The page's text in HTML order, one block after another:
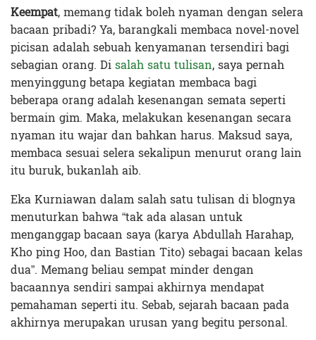
Keempat, memang tidak boleh nyaman dengan selera
bacaan pribadi? Ya, barangkali membaca novel-novel
picisan adalah sebuah kenyamanan tersendiri bagi
sebagian orang. Disalah satu tulisan, saya pernah
menyinggung betapa kegiatan membaca bagi
beberapa orang adalah kesenangan semata seperti
bermain gim. Maka, melakukan kesenangan secara
nyaman itu wajar dan bahkan harus. Maksud saya,
membaca sesuai selera sekalipun menurut orang lain
itu buruk, bukanlah aib.
Eka Kurniawan dalamsalah satu tulisan di blognya
menuturkan bahwa “tak ada alasan untuk
menganggap bacaan saya (karya Abdullah Harahap,
Kho ping Hoo, dan Bastian Tito) sebagai bacaan kelas
dua”. Memang beliau sempat minder dengan
bacaannya sendiri sampai akhirnya mendapat
pemahaman seperti itu. Sebab, sejarah bacaan pada
akhirnya merupakan urusan yang begitu personal.